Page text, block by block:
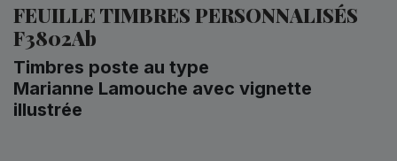
FEUILLE TIMBRES PERSONNALISÉS
F3802Ab
Timbres poste au type
Marianne Lamouche avec vignette
illustrée